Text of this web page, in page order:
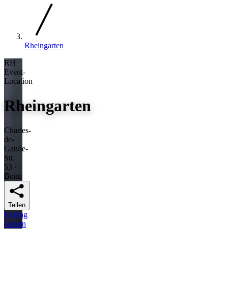
Rheingarten
RH
Event-
Location
Rheingarten
Charles-
de-
Gaulle-
Str.
53 ·
Bonn
Teilen
Eintrag
ändern